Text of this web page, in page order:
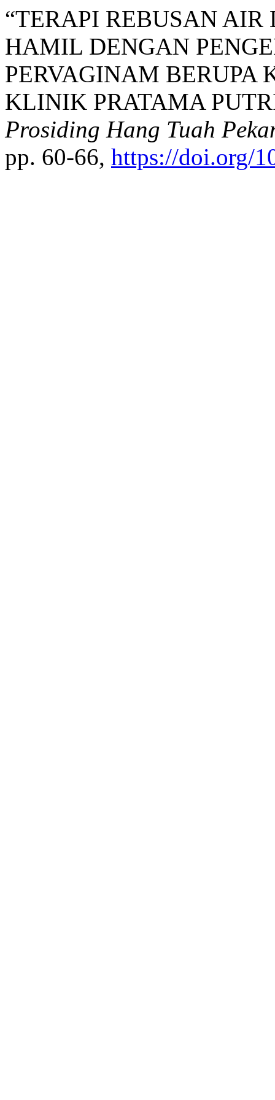
“TERAPI REBUSAN
HAMIL DENGAN
PERVAGINAM BERUPA
KLINIK PRATAMA
Prosiding Hang Tuah
pp. 60-66, https://doi.org/